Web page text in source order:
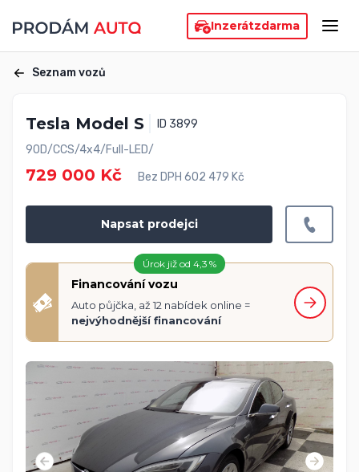
Inzerátzdarma
Seznam vozů
Tesla Model S
ID 3899
90D/CCS/4x4/Full-LED/
729 000 Kč Bez DPH 602 479 Kč
Napsat prodejci
Úrok již od 4,3 %
Financování vozu
Auto půjčka, až 12 nabídek online =
nejvýhodnější financování